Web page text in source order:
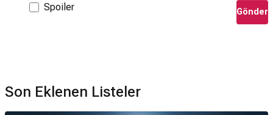
Spoiler Gönder
Son Eklenen Listeler